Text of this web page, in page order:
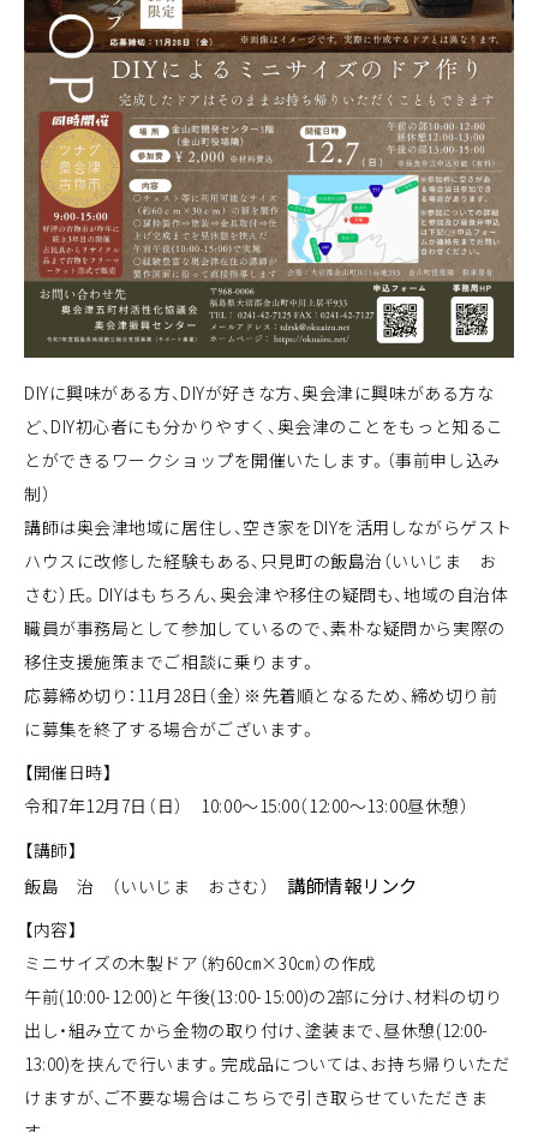
DIYに興味がある方、DIYが好きな方、奥会津に興味がある方な
ど、DIY初心者にも分かりやすく、奥会津のことをもっと知るこ
とができるワークショップを開催いたします。（事前申し込み
制）
講師は奥会津地域に居住し、空き家をDIYを活用しながらゲスト
ハウスに改修した経験もある、只見町の飯島治（いいじま お
さむ）氏。DIYはもちろん、奥会津や移住の疑問も、地域の自治体
職員が事務局として参加しているので、素朴な疑問から実際の
移住支援施策までご相談に乗ります。
応募締め切り：11月28日（金）※先着順となるため、締め切り前
に募集を終了する場合がございます。
【開催日時】
令和7年12月7日（日） 10:00～15:00（12:00～13:00昼休憩）
【講師】
飯島 治 （いいじま おさむ） 講師情報リンク
【内容】
ミニサイズの木製ドア（約60㎝×30㎝）の作成
午前(10:00-12:00)と午後(13:00-15:00)の2部に分け、材料の切り
出し・組み立てから金物の取り付け、塗装まで、昼休憩(12:00-
13:00)を挟んで行います。完成品については、お持ち帰りいただ
けますが、ご不要な場合はこちらで引き取らせていただきま